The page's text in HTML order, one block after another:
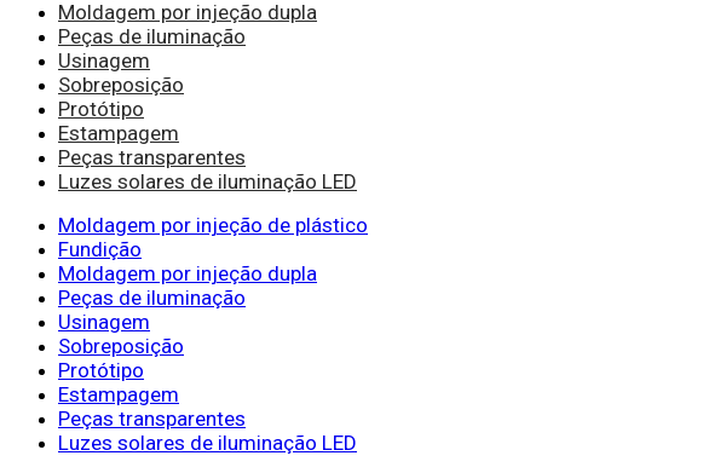
Moldagem por injeção dupla
Peças de iluminação
Usinagem
Sobreposição
Protótipo
Estampagem
Peças transparentes
Luzes solares de iluminação LED
Moldagem por injeção de plástico
Fundição
Moldagem por injeção dupla
Peças de iluminação
Usinagem
Sobreposição
Protótipo
Estampagem
Peças transparentes
Luzes solares de iluminação LED